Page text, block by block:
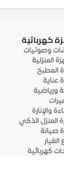
كهربائية
وصوتيات
المنزلية
المطبخ
عناية
ورياضية
والإنارة
المنزل الذكي
صيانة
كهربائية